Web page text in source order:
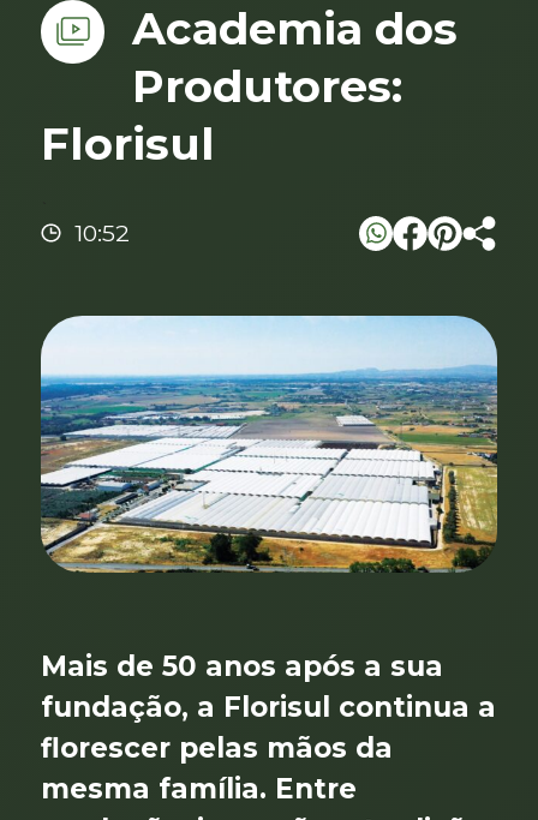
Academia dos
Produtores:
Florisul
10:52
Mais de 50 anos após a sua
fundação, a Florisul continua a
florescer pelas mãos da
mesma família. Entre